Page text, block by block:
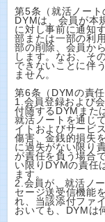
第5条（就活ノート
DYMは、会員が本
に対し事前に通知
部または一部の利
部の削除、会員か
します。なお、そ
できないことに伴
ません。
第6条（DYMの責任
1.会員登録および
付随するDYMまた
就活ノートを通じ
イトおよびサービ
傷害、金銭的損失
に過失がない限り
が責任を負う場合
い限りDYMの責任
ます。
2.会員が、就活ノ
セージ送受信機能
れ、当該添付ファ
おいても、DYMは